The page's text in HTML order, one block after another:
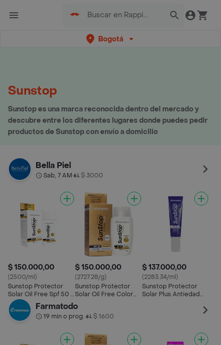
Bogotá
Sunstop
Sunstop es una marca reconocida dentro del mercado y
descubre entre los diferentes lugares donde puedes pedir
productos de Sunstop con envío a domicilio
Bella Piel
Sab, 7 AM• $ 3000
$ 150.000,00
(2500/ml)
Sunstop Protector
Solar Oil Free Spf 50 +
x60 ml
$ 150.000,00
(2727.28/g)
Sunstop Protector
Solar Oil Free Color
$ 137.000,00
(2283.34/ml)
Sunstop Protector
Solar Plus Antiedad
Farmatodo
19 min o prog.• $ 1600